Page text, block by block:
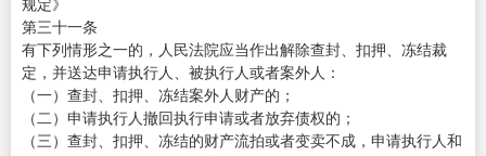
第三十一条
有下列情形之一的，人民法院应当作出解除查封、扣押、冻结裁
定，并送达申请执行人、被执行人或者案外人：
（一）查封、扣押、冻结案外人财产的；
（二）申请执行人撤回执行申请或者放弃债权的；
（三）查封、扣押、冻结的财产流拍或者变卖不成，申请执行人和